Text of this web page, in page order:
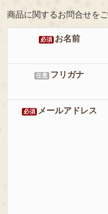
商品に関するお問合せを
必須 お名前
任意 フリガナ
必須 メールアドレス